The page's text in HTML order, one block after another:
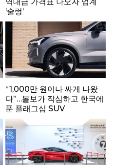
‘술렁’
“1,000만 원이나 싸게 나왔
다”…볼보가 작심하고 한국에
푼 플래그십 SUV